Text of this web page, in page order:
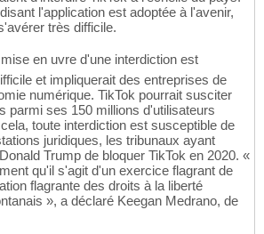
l'application est adoptée à l'avenir,
très difficile.
en uvre d'une interdiction est
et impliquerait des entreprises de
numérique. TikTok pourrait susciter
parmi ses 150 millions d'utilisateurs
toute interdiction est susceptible de
juridiques, les tribunaux ayant
Trump de bloquer TikTok en 2020. «
qu'il s'agit d'un exercice flagrant de
flagrante des droits à la liberté
», a déclaré Keegan Medrano, de